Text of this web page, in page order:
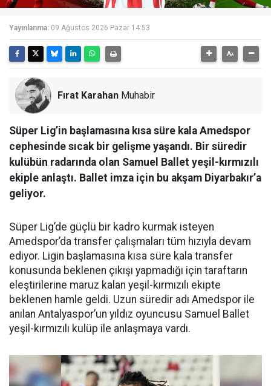
Yayınlanma: 09 Ağustos 2026 Pazar 14:53
Fırat Karahan Muhabir
Süper Lig’in başlamasına kısa süre kala Amedspor
cephesinde sıcak bir gelişme yaşandı. Bir süredir
kulübün radarında olan Samuel Ballet yeşil-kırmızılı
ekiple anlaştı. Ballet imza için bu akşam Diyarbakır’a
geliyor.
Süper Lig’de güçlü bir kadro kurmak isteyen
Amedspor’da transfer çalışmaları tüm hızıyla devam
ediyor. Ligin başlamasına kısa süre kala transfer
konusunda beklenen çıkışı yapmadığı için taraftarın
eleştirilerine maruz kalan yeşil-kırmızılı ekipte
beklenen hamle geldi. Uzun süredir adı Amedspor ile
anılan Antalyaspor’un yıldız oyuncusu Samuel Ballet
yeşil-kırmızılı kulüp ile anlaşmaya vardı.